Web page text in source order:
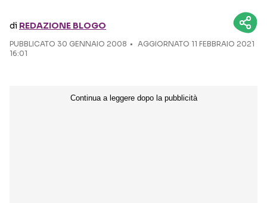
di REDAZIONE BLOGO
PUBBLICATO 30 GENNAIO 2008
AGGIORNATO 11 FEBBRAIO 2021
16:01